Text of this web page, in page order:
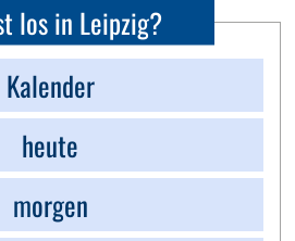
los in Leipzig?
Kalender
heute
morgen